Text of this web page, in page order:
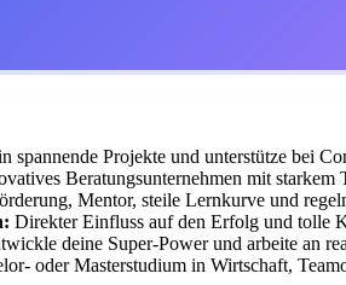
spannende Projekte und unterstütze bei
Beratungsunternehmen mit starkem
Mentor, steile Lernkurve und
Direkter Einfluss auf den Erfolg und tolle
deine Super-Power und arbeite an
oder Masterstudium in Wirtschaft,